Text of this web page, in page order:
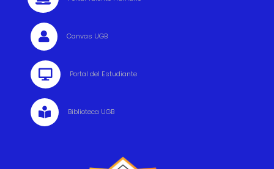
 Canvas UGB
 Portal del Estudiante
 Biblioteca UGB